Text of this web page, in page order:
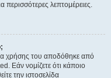
περισσότερες λεπτομέρειες.
χρήσης του αποδόθηκε από
Εάν νομίζετε ότι κάποιο
την ιστοσελίδα